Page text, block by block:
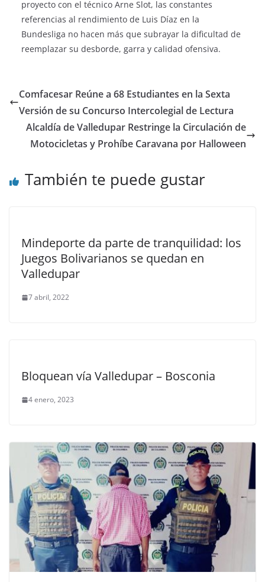
proyecto con el técnico Arne Slot, las constantes
referencias al rendimiento de Luis Díaz en la
Bundesliga no hacen más que subrayar la dificultad de
reemplazar su desborde, garra y calidad ofensiva.
Comfacesar Reúne a 68 Estudiantes en la Sexta
Versión de su Concurso Intercolegial de Lectura
Alcaldía de Valledupar Restringe la Circulación de
Motocicletas y Prohíbe Caravana por Halloween
También te puede gustar
Mindeporte da parte de tranquilidad: los
Juegos Bolivarianos se quedan en
Valledupar
7 abril, 2022
Bloquean vía Valledupar – Bosconia
4 enero, 2023